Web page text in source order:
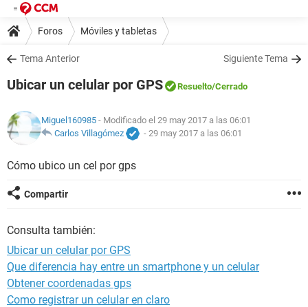
Foros Móviles y tabletas
Tema Anterior Siguiente Tema
Ubicar un celular por GPS Resuelto/Cerrado
Miguel160985 - Modificado el 29 may 2017 a las 06:01
Carlos Villagómez
- 29 may 2017 a las 06:01
Cómo ubico un cel por gps
Compartir
Consulta también:
Ubicar un celular por GPS
Que diferencia hay entre un smartphone y un celular
Obtener coordenadas gps
Como registrar un celular en claro